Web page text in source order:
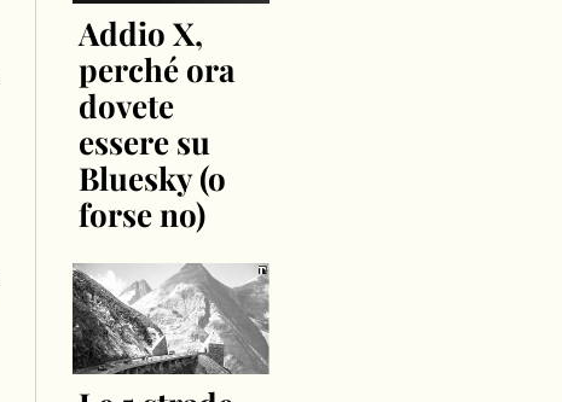
Addio X,
perché ora
dovete
essere su
Bluesky (o
forse no)